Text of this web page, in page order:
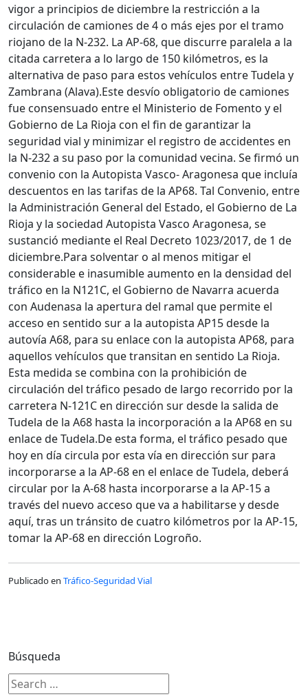
vigor a principios de diciembre la restricción a la
circulación de camiones de 4 o más ejes por el tramo
riojano de la N-232. La AP-68, que discurre paralela a la
citada carretera a lo largo de 150 kilómetros, es la
alternativa de paso para estos vehículos entre Tudela y
Zambrana (Alava).Este desvío obligatorio de camiones
fue consensuado entre el Ministerio de Fomento y el
Gobierno de La Rioja con el fin de garantizar la
seguridad vial y minimizar el registro de accidentes en
la N-232 a su paso por la comunidad vecina. Se firmó un
convenio con la Autopista Vasco- Aragonesa que incluía
descuentos en las tarifas de la AP68. Tal Convenio, entre
la Administración General del Estado, el Gobierno de La
Rioja y la sociedad Autopista Vasco Aragonesa, se
sustanció mediante el Real Decreto 1023/2017, de 1 de
diciembre.Para solventar o al menos mitigar el
considerable e inasumible aumento en la densidad del
tráfico en la N121C, el Gobierno de Navarra acuerda
con Audenasa la apertura del ramal que permite el
acceso en sentido sur a la autopista AP15 desde la
autovía A68, para su enlace con la autopista AP68, para
aquellos vehículos que transitan en sentido La Rioja.
Esta medida se combina con la prohibición de
circulación del tráfico pesado de largo recorrido por la
carretera N-121C en dirección sur desde la salida de
Tudela de la A68 hasta la incorporación a la AP68 en su
enlace de Tudela.De esta forma, el tráfico pesado que
hoy en día circula por esta vía en dirección sur para
incorporarse a la AP-68 en el enlace de Tudela, deberá
circular por la A-68 hasta incorporarse a la AP-15 a
través del nuevo acceso que va a habilitarse y desde
aquí, tras un tránsito de cuatro kilómetros por la AP-15,
tomar la AP-68 en dirección Logroño.
Publicado en Tráfico-Seguridad Vial
Búsqueda